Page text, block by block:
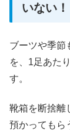
いない！
ブーツや季節
を、1足あた
す。
靴箱を断捨離
預かってもら